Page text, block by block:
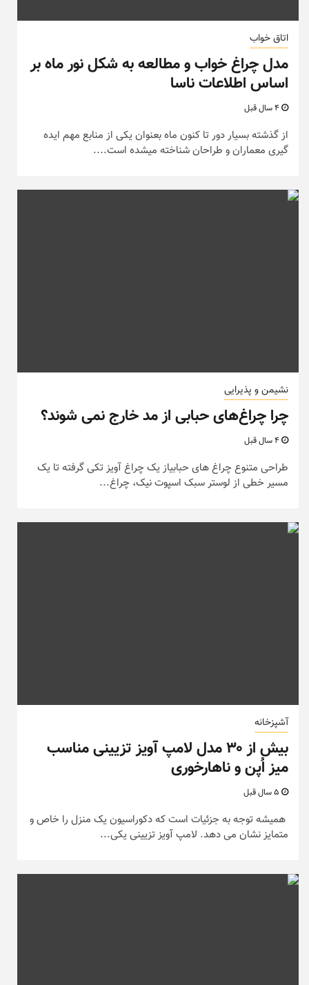
اتاق خواب
مدل چراغ خواب و مطالعه به شکل نور ماه بر
اساس اطلاعات ناسا
از گذشته بسیار دور تا کنون ماه بعنوان یکی از منابع مهم ایده
گیری معماران و طراحان شناخته میشده است....
نشیمن و پذیرایی
چرا چراغ‌های حبابی از مد خارج نمی شوند؟
طراحی متنوع چراغ های حبابیاز یک چراغ آویز تکی گرفته تا یک
مسیر خطی از لوستر سبک اسپوت نیک، چراغ...
آشپزخانه
بیش از ۳۰ مدل لامپ آویز تزیینی مناسب
میز اُپن و ناهارخوری
همیشه توجه به جزئیات است که دکوراسیون یک منزل را خاص و
متمایز نشان می دهد. لامپ آویز تزیینی یکی...